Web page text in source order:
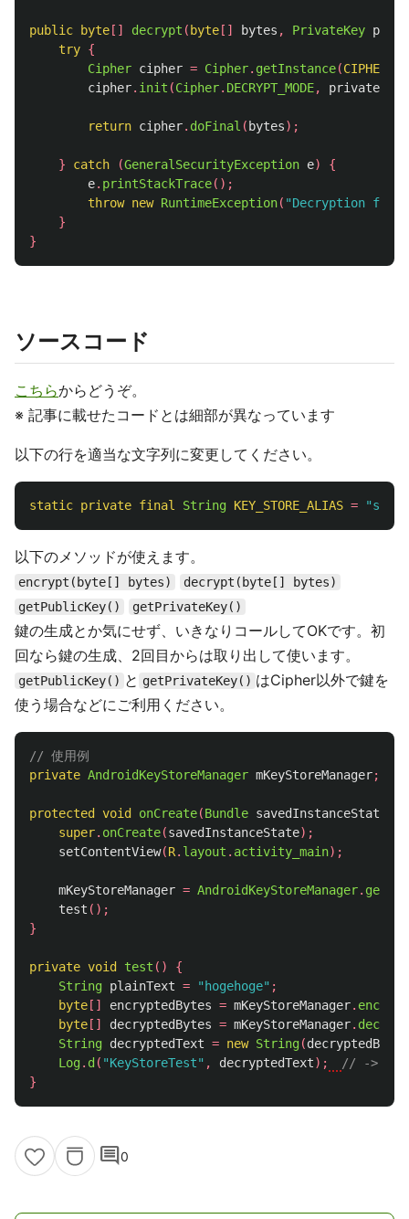
public byte [] decrypt ( byte [] bytes , PrivateKey
try {
Cipher cipher = Cipher. getInstance(
cipher. init (Cipher. DECRYPT_MODE, privateKey
return cipher. doFinal ( bytes);
} catch (GeneralSecurityException e)
{
e. printStackTrace();
throw new RuntimeException( "Decryption
}
}
ソースコード
こちらからどうぞ。
※ 記事に載せたコードとは細部が異なっています
以下の行を適当な文字列に変更してください。
static private final String KEY_STORE_ALIAS =
以下のメソッドが使えます。
encrypt(byte[] bytes)
decrypt(byte[] bytes)
getPublicKey()
getPrivateKey()
鍵の生成とか気にせず、いきなりコールしてOKです。初
回なら鍵の生成、2回目からは取り出して使います。
getPublicKey() と getPrivateKey() はCipher以外で鍵を
使う場合などにご利用ください。
// 使用例
private AndroidKeyStoreManager mKeyStoreManager;
protected void onCreate(Bundle savedInstanceState
super. onCreate(savedInstanceState);
setContentView(R. layout . activity_main);
mKeyStoreManager = AndroidKeyStoreManager.
test ();
}
private void test ()
{
String plainText = "hogehoge" ;
byte [] encryptedBytes = mKeyStoreManager. encrypt
byte [] decryptedBytes = mKeyStoreManager. decrypt
String decryptedText = new String(decryptedBytes
Log. d ( "KeyStoreTest" , decryptedText);
// ->
}
comment0